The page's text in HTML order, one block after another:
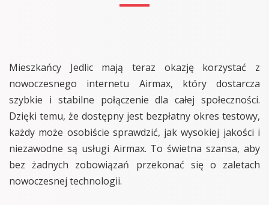
Mieszkańcy Jedlic mają teraz okazję korzystać z
nowoczesnego internetu Airmax, który dostarcza
szybkie i stabilne połączenie dla całej społeczności.
Dzięki temu, że dostępny jest bezpłatny okres testowy,
każdy może osobiście sprawdzić, jak wysokiej jakości i
niezawodne są usługi Airmax. To świetna szansa, aby
bez żadnych zobowiązań przekonać się o zaletach
nowoczesnej technologii.